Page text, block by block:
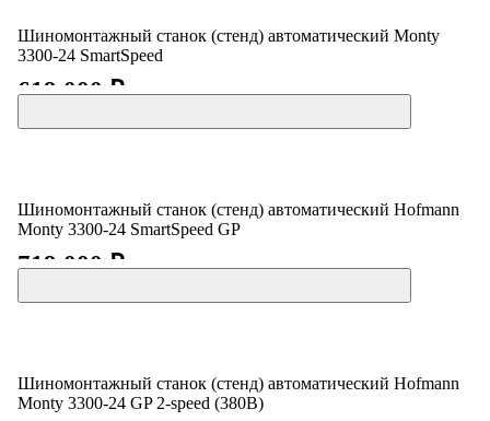
Шиномонтажный станок (стенд) автоматический Monty
3300-24 SmartSpeed
619 000 ₽
Шиномонтажный станок (стенд) автоматический Hofmann
Monty 3300-24 SmartSpeed GP
719 000 ₽
Шиномонтажный станок (стенд) автоматический Hofmann
Monty 3300-24 GP 2-speed (380В)